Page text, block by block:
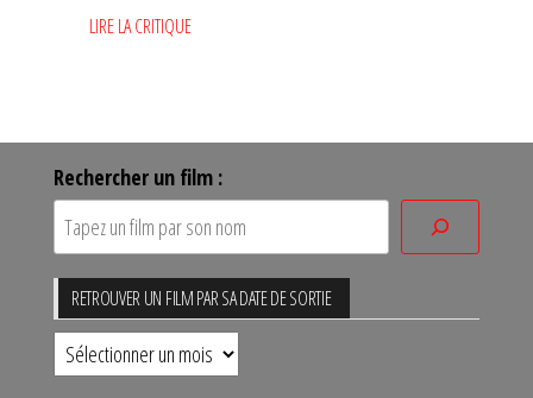
LIRE LA CRITIQUE
Rechercher un film :
RETROUVER UN FILM PAR SA DATE DE SORTIE
Retrouver
un